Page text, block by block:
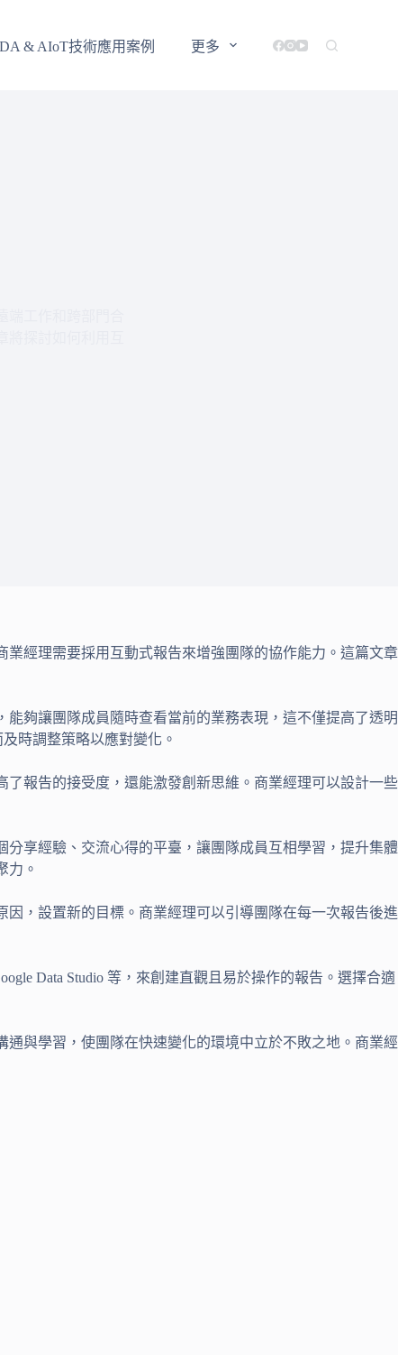
& AIoT技術應用案例 更多
經理需要採用互動式報告來增強團隊的協作能力。這篇文章
，能夠讓團隊成員隨時查看當前的業務表現，這不僅提高了透明
時調整策略以應對變化。
報告的接受度，還能激發創新思維。商業經理可以設計一些
享經驗、交流心得的平臺，讓團隊成員互相學習，提升集體
力。
，設置新的目標。商業經理可以引導團隊在每一次報告後進
Data Studio 等，來創建直觀且易於操作的報告。選擇合適
與學習，使團隊在快速變化的環境中立於不敗之地。商業經